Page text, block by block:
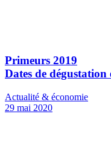
Primeurs 2019
Dates de dégustation
Actualité & économie
29 mai 2020